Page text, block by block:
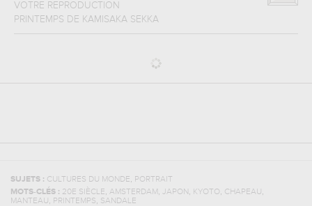
VOTRE REPRODUCTION
PRINTEMPS DE KAMISAKA SEKKA
SUJETS : CULTURES DU MONDE, PORTRAIT
MOTS-CLÉS : 20E SIÈCLE, AMSTERDAM , JAPON , KYOTO, CHAPEAU,
MANTEAU, PRINTEMPS, SANDALE